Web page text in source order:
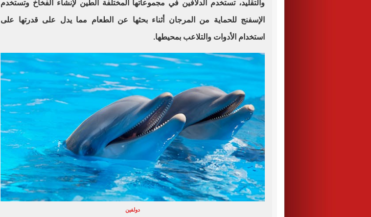
والتقليد، تستخدم الدلافين في مجموعاتها المختلفة الطين لإنشاء الفخاخ وتستخدم
الإسفنج للحماية من المرجان أثناء بحثها عن الطعام مما يدل على قدرتها على
استخدام الأدوات والتلاعب بمحيطها.
دولفين